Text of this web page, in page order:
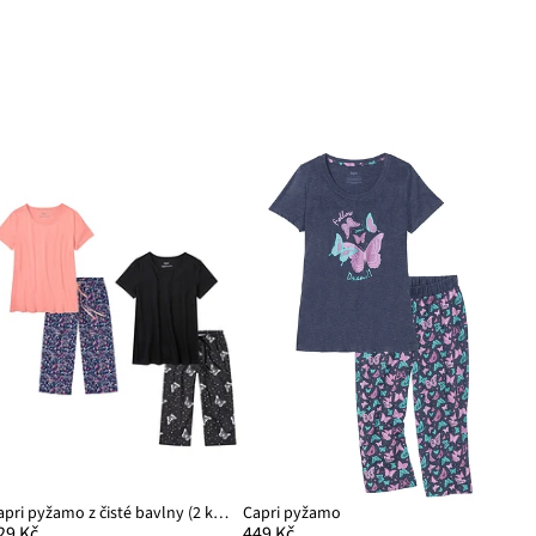
Capri pyžamo z čisté bavlny (2 ks v balení) Capri pyžamo